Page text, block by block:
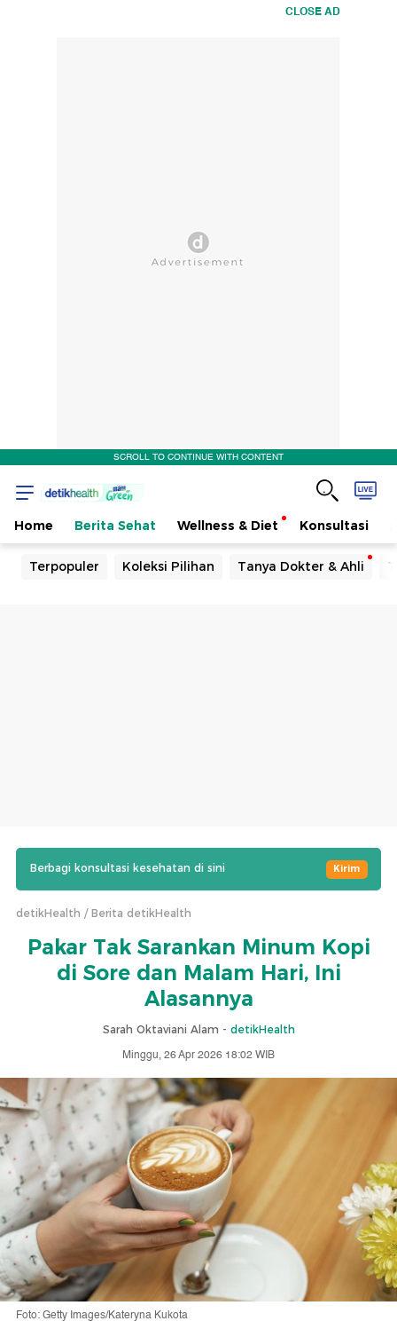
CLOSE AD
SCROLL TO CONTINUE WITH CONTENT
Home Berita Sehat Wellness & Diet Konsultasi
Terpopuler Koleksi Pilihan Tanya Dokter & Ahli
Berbagi konsultasi kesehatan di sini Kirim
detikHealth Berita detikHealth
Pakar Tak Sarankan Minum Kopi
di Sore dan Malam Hari, Ini
Alasannya
Sarah Oktaviani Alam - detikHealth
Minggu, 26 Apr 2026 18:02 WIB
Foto: Getty Images/Kateryna Kukota